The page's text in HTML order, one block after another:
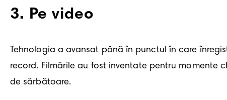
3. Pe video
Tehnologia a avansat până în punctul în care
record. Filmările au fost inventate pentru momente
de sărbătoare.